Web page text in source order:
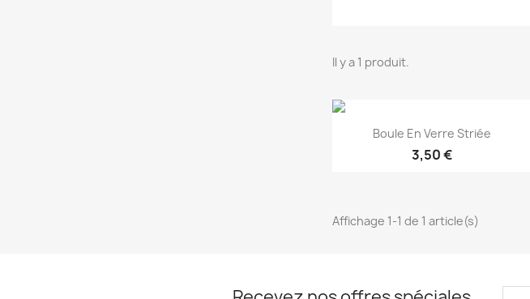
Il y a 1 produit.
Aperçu rapide
Boule En Verre Striée
3,50 €
Affichage 1-1 de 1 article(s)